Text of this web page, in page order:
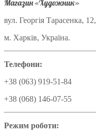
Магазин «Художник»
вул. Георгія Тарасенка, 12,
м. Харків, Україна.
Телефони:
+38 (063) 919-51-84
+38 (068) 146-07-55
Режим роботи: